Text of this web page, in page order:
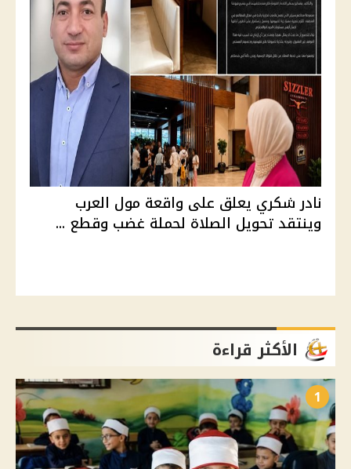
نادر شكري يعلق على واقعة مول العرب
وينتقد تحويل الصلاة لحملة غضب وقطع ...
الأكثر قراءة
1